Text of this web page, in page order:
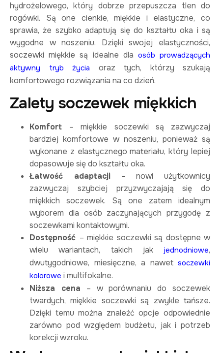
hydrożelowego, który dobrze przepuszcza tlen do
rogówki. Są one cienkie, miękkie i elastyczne, co
sprawia, że szybko adaptują się do kształtu oka i są
wygodne w noszeniu. Dzięki swojej elastyczności,
soczewki miękkie są idealne dla osób prowadzących
aktywny tryb życia oraz tych, którzy szukają
komfortowego rozwiązania na co dzień.
Zalety soczewek miękkich
Komfort – miękkie soczewki są zazwyczaj
bardziej komfortowe w noszeniu, ponieważ są
wykonane z elastycznego materiału, który lepiej
dopasowuje się do kształtu oka.
Łatwość adaptacji– nowi użytkownicy
zazwyczaj szybciej przyzwyczajają się do
miękkich soczewek. Są one zatem idealnym
wyborem dla osób zaczynających przygodę z
soczewkami kontaktowymi.
Dostępność – miękkie soczewki są dostępne w
wielu wariantach, takich jak jednodniowe,
dwutygodniowe, miesięczne, a nawet soczewki
kolorowe i multifokalne.
Niższa cena – w porównaniu do soczewek
twardych, miękkie soczewki są zwykle tańsze.
Dzięki temu można znaleźć opcje odpowiednie
zarówno pod względem budżetu, jak i potrzeb
korekcji wzroku.